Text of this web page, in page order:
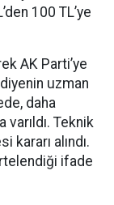
100 TL’ye
AK Parti’ye
uzman
daha
Teknik
kararı alındı.
ifade